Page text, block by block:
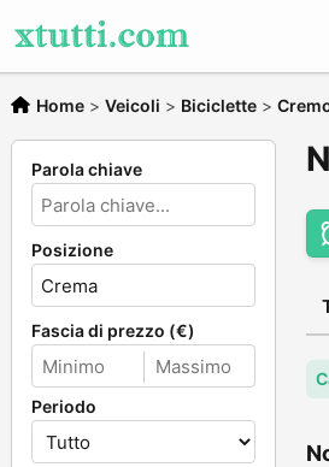
Home > Veicoli > Biciclette >
Parola chiave
Posizione
Fascia di prezzo (€)
Periodo